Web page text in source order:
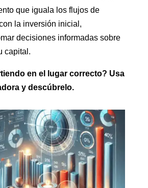
que iguala los flujos de
la inversión inicial,
decisiones informadas sobre
capital.
en el lugar correcto? Usa
y descúbrelo.